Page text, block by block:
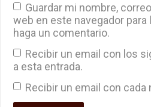
Guardar mi nombre,
web en este navegador para
haga un comentario.
Recibir un email con los
a esta entrada.
Recibir un email con cada